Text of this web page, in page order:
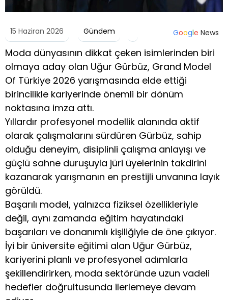
15 Haziran 2026 Gündem Google News
Moda dünyasının dikkat çeken isimlerinden biri
olmaya aday olan Uğur Gürbüz, Grand Model
Of Türkiye 2026 yarışmasında elde ettiği
birincilikle kariyerinde önemli bir dönüm
noktasına imza attı.
Yıllardır profesyonel modellik alanında aktif
olarak çalışmalarını sürdüren Gürbüz, sahip
olduğu deneyim, disiplinli çalışma anlayışı ve
güçlü sahne duruşuyla jüri üyelerinin takdirini
kazanarak yarışmanın en prestijli unvanına layık
görüldü.
Başarılı model, yalnızca fiziksel özellikleriyle
değil, aynı zamanda eğitim hayatındaki
başarıları ve donanımlı kişiliğiyle de öne çıkıyor.
İyi bir üniversite eğitimi alan Uğur Gürbüz,
kariyerini planlı ve profesyonel adımlarla
şekillendirirken, moda sektöründe uzun vadeli
hedefler doğrultusunda ilerlemeye devam